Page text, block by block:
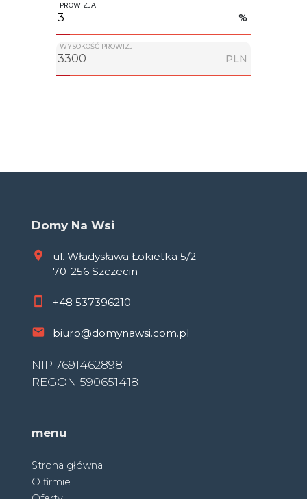
PROWIZJA
%
WYSOKOŚĆ PROWIZJI
PLN
Domy Na Wsi
ul. Władysława Łokietka 5/2
70-256 Szczecin
+48 537396210
biuro@domynawsi.com.pl
NIP 7691462898
REGON 590651418
menu
Strona główna
O firmie